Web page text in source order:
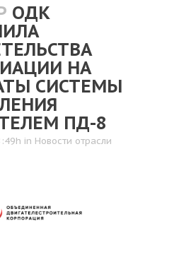
ОДК
НА
СИСТЕМЫ
ПД-8
in Новости отрасли